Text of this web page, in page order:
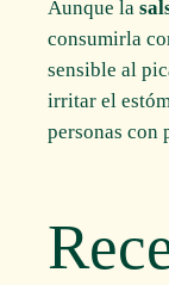
Aunque la
consumirla
sensible al
irritar el
personas con